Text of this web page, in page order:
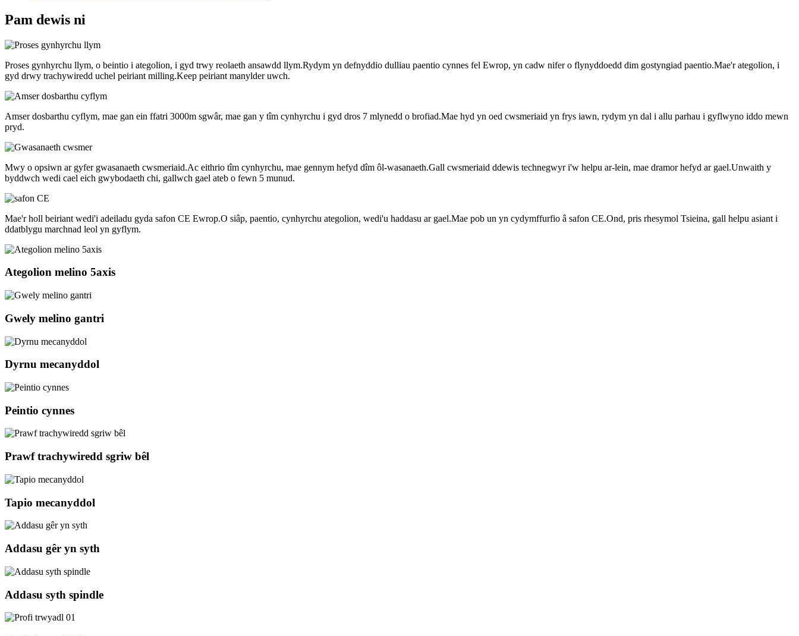
Pam dewis ni
Proses gynhyrchu llym, o beintio i ategolion, i gyd trwy reolaeth ansawdd llym.Rydym yn defnyddio dulliau paentio cynnes fel Ewrop, yn cadw nifer o flynyddoedd dim gostyngiad paentio.Mae'r ategolion, i
gyd drwy trachywiredd uchel peiriant milling.Keep peiriant manylder uwch.
Amser dosbarthu cyflym, mae gan ein ffatri 3000m sgwâr, mae gan y tîm cynhyrchu i gyd dros 7 mlynedd o brofiad.Mae hyd yn oed cwsmeriaid yn frys iawn, rydym yn dal i allu parhau i gyflwyno iddo mewn
pryd.
Mwy o opsiwn ar gyfer gwasanaeth cwsmeriaid.Ac eithrio tîm cynhyrchu, mae gennym hefyd dîm ôl-wasanaeth.Gall cwsmeriaid ddewis technegwyr i'w helpu ar-lein, mae dramor hefyd ar gael.Unwaith y
byddwch wedi cael eich gwybodaeth chi, gallwch gael ateb o fewn 5 munud.
Mae'r holl beiriant wedi'i adeiladu gyda safon CE Ewrop.O siâp, paentio, cynhyrchu ategolion, wedi'u haddasu ar gael.Mae pob un yn cydymffurfio â safon CE.Ond, pris rhesymol Tsieina, gall helpu asiant i
ddatblygu marchnad leol yn gyflym.
Ategolion melino 5axis
Gwely melino gantri
Dyrnu mecanyddol
Peintio cynnes
Prawf trachywiredd sgriw bêl
Tapio mecanyddol
Addasu gêr yn syth
Addasu syth spindle